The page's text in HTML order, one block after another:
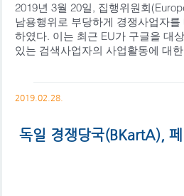
2019년 3월 20일, 집행위원회
남용행위로 부당하게 경쟁사업자
하였다. 이는 최근 EU가 구글을 대
있는 검색사업자의 사업활동에 대
2019.02.28.
독일 경쟁당국(BKartA),